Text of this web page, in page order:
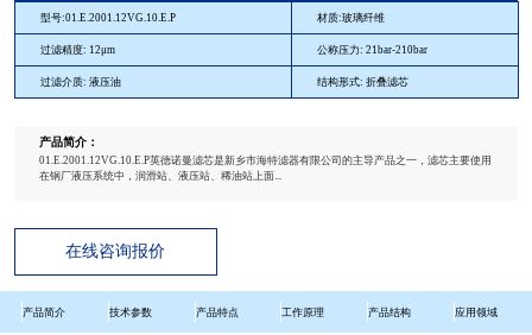
型号:01.E.2001.12VG.10.E.P 材质:玻璃纤维
过滤精度: 12μm 公称压力: 21bar-210bar
过滤介质: 液压油 结构形式: 折叠滤芯
产品简介：
01.E.2001.12VG.10.E.P英德诺曼滤芯是新乡市海特滤器有限公司的主导产品之一，滤芯主要使用
在钢厂液压系统中，润滑站、液压站、稀油站上面...
在线咨询报价
产品简介 技术参数 产品特点 工作原理 产品结构 应用领域